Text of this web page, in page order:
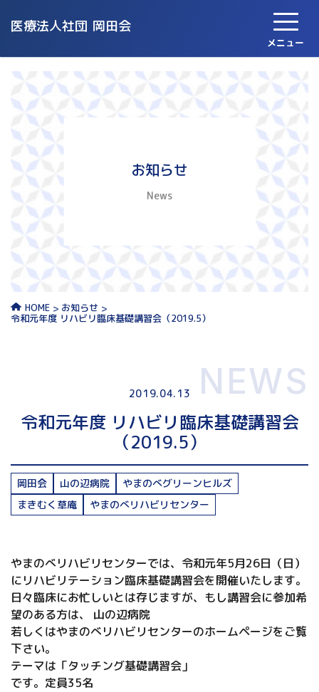
医療法人社団 岡田会
メニュー
お知らせ
News
HOME
お知らせ
令和元年度 リハビリ臨床基礎講習会（2019.5）
2019.04.13 NEWS
令和元年度 リハビリ臨床基礎講習会
（2019.5）
岡田会 山の辺病院
やまのべグリーンヒルズ
まきむく草庵
やまのべリハビリセンター
やまのべリハビリセンターでは、令和元年5月26日（日）
にリハビリテーション臨床基礎講習会を開催いたします。
日々臨床にお忙しいとは存じますが、もし講習会に参加希
望のある方は、 山の辺病院
若しくはやまのべリハビリセンターのホームページをご覧
下さい。
テーマは「タッチング基礎講習会」
です。定員35名